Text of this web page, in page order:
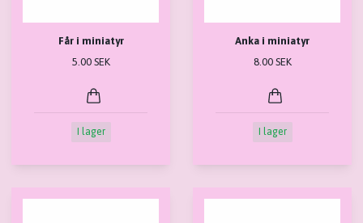
Får i miniatyr
5.00 SEK
I lager
Anka i miniatyr
8.00 SEK
I lager